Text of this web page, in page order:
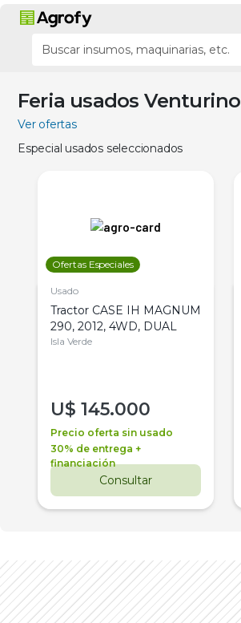
Feria usados Venturino
Ver ofertas
Especial usados seleccionados
Ofertas Especiales
Usado
Tractor CASE IH MAGNUM
290, 2012, 4WD, DUAL
Isla Verde
U$ 145.000
Precio oferta sin usado
30% de entrega +
financiación
Consultar